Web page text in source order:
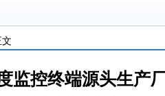
文
监控终端源头生产